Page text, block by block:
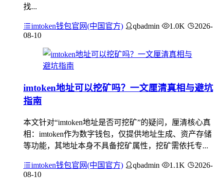
找...
imtoken钱包官网(中国官方) qbadmin 1.0K
2026-
08-10
imtoken地址可以挖矿吗？一文厘清真相与避坑
指南
本文针对“imtoken地址是否可挖矿”的疑问，厘清核心真
相：imtoken作为数字钱包，仅提供地址生成、资产存储
等功能，其地址本身不具备挖矿属性，挖矿需依托专...
imtoken钱包官网(中国官方) qbadmin 1.1K
2026-
08-10